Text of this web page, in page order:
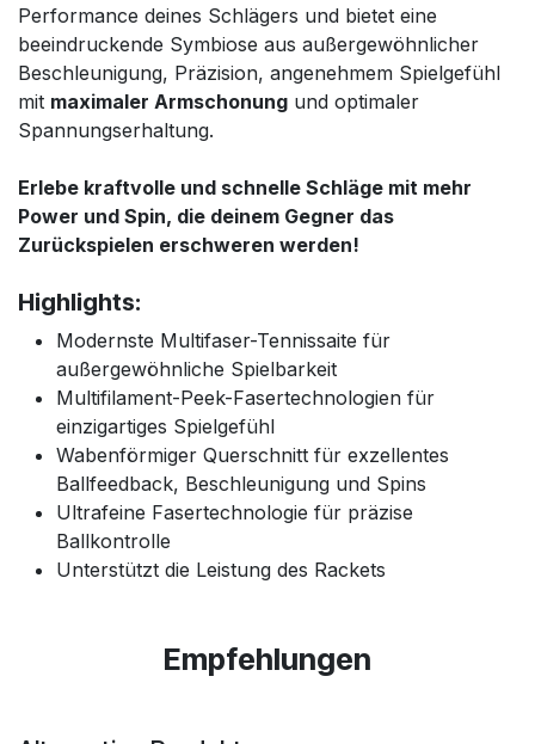
Performance deines Schlägers und bietet eine
beeindruckende Symbiose aus außergewöhnlicher
Beschleunigung, Präzision, angenehmem Spielgefühl
mit maximaler Armschonung und optimaler
Spannungserhaltung.
Erlebe kraftvolle und schnelle Schläge mit mehr
Power und Spin, die deinem Gegner das
Zurückspielen erschweren werden!
Highlights:
Modernste Multifaser-Tennissaite für
außergewöhnliche Spielbarkeit
Multifilament-Peek-Fasertechnologien für
einzigartiges Spielgefühl
Wabenförmiger Querschnitt für exzellentes
Ballfeedback, Beschleunigung und Spins
Ultrafeine Fasertechnologie für präzise
Ballkontrolle
Unterstützt die Leistung des Rackets
Empfehlungen